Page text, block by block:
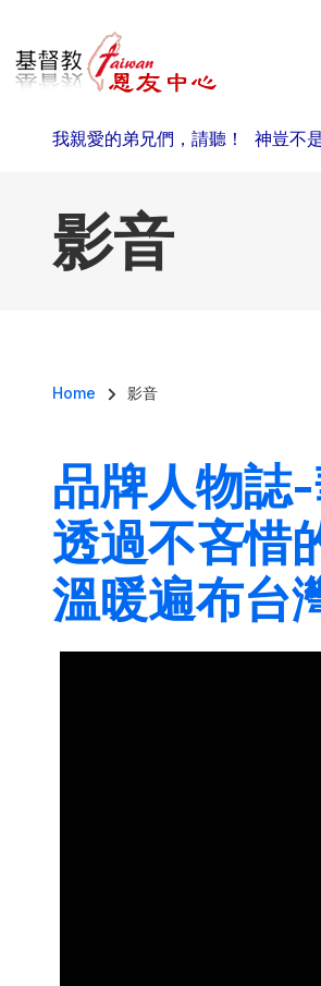
我親愛的弟兄們，請聽！ 神豈不
影音
導航連結
Home 影音
品牌人物誌
透過不吝惜
溫暖遍布台